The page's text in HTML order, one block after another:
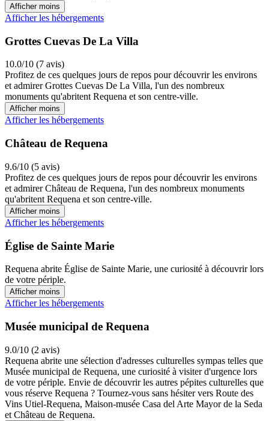
Afficher moins
Afficher les hébergements
Grottes Cuevas De La Villa
10.0/10 (7 avis)
Profitez de ces quelques jours de repos pour découvrir les environs
et admirer Grottes Cuevas De La Villa, l'un des nombreux
monuments qu'abritent Requena et son centre-ville.
Afficher moins
Afficher les hébergements
Château de Requena
9.6/10 (5 avis)
Profitez de ces quelques jours de repos pour découvrir les environs
et admirer Château de Requena, l'un des nombreux monuments
qu'abritent Requena et son centre-ville.
Afficher moins
Afficher les hébergements
Église de Sainte Marie
Requena abrite Église de Sainte Marie, une curiosité à découvrir lors
de votre périple.
Afficher moins
Afficher les hébergements
Musée municipal de Requena
9.0/10 (2 avis)
Requena abrite une sélection d'adresses culturelles sympas telles que
Musée municipal de Requena, une curiosité à visiter d'urgence lors
de votre périple. Envie de découvrir les autres pépites culturelles que
vous réserve Requena ? Tournez-vous sans hésiter vers Route des
Vins Utiel-Requena, Maison-musée Casa del Arte Mayor de la Seda
et Château de Requena.